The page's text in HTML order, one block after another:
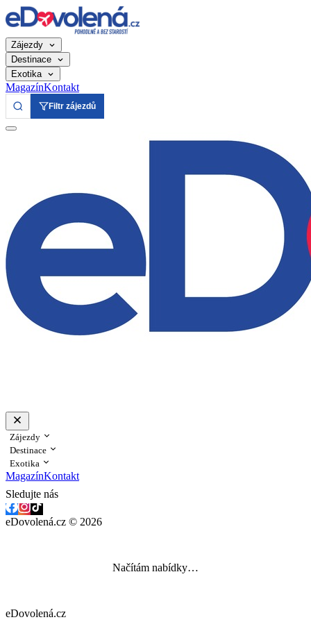
Zájezdy
Destinace
Exotika
MagazínKontakt
Filtr zájezdů
Zájezdy
Destinace
Exotika
MagazínKontakt
Sledujte nás
eDovolená.cz © 2026
Načítám nabídky…
eDovolená.cz